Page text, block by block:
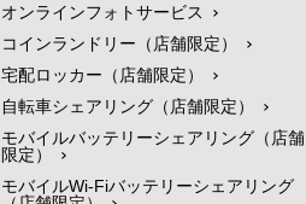
オンラインフォトサービス
コインランドリー（店舗限定）
宅配ロッカー（店舗限定）
自転車シェアリング（店舗限定）
モバイルバッテリーシェアリング（店舗
限定）
モバイルWi-Fiバッテリーシェアリング